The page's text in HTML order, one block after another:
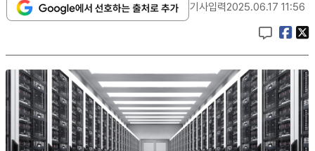
기사입력2025.06.17 11:56